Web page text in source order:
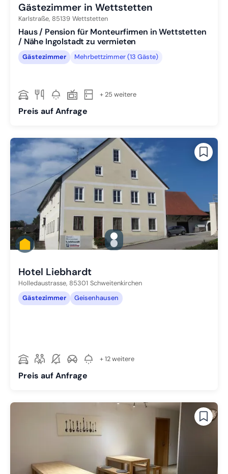
Gästezimmer in Wettstetten
Karlstraße, 85139 Wettstetten
Haus / Pension für Monteurfirmen in Wettstetten
/ Nähe Ingolstadt zu vermieten
Gästezimmer Mehrbettzimmer (13 Gäste)
+ 25 weitere
Preis auf Anfrage
gallery.slide_selector
Zu Slide 1 wechseln
Zu Slide 2 wechseln
Hotel Liebhardt
Holledaustrasse, 85301 Schweitenkirchen
Gästezimmer
Geisenhausen
+ 12 weitere
Preis auf Anfrage